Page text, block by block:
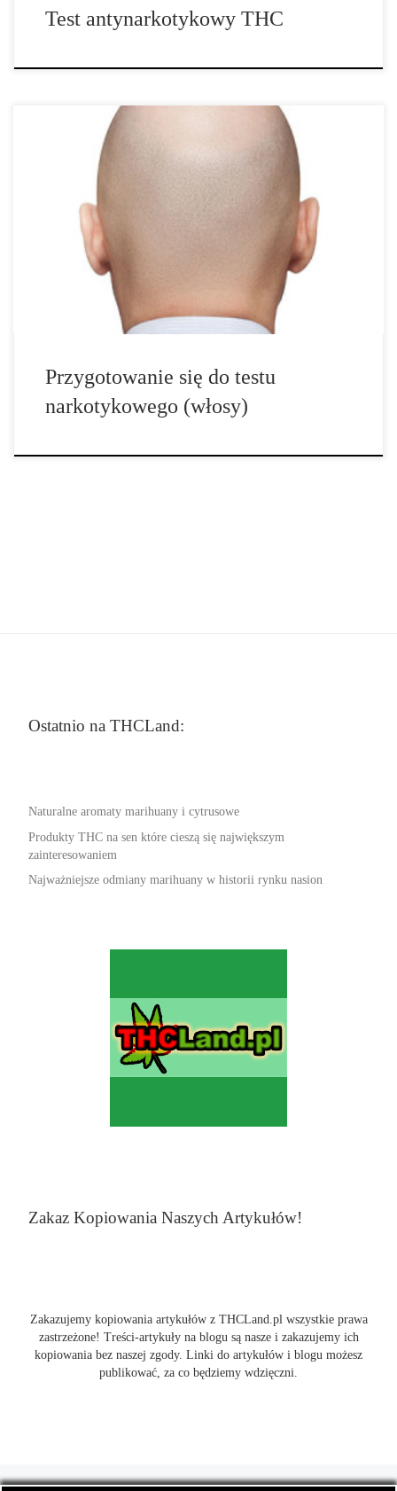
Test antynarkotykowy THC
Nawet jeśli jesteś badany przez renomowaną firmę, nie przejmuj
się zbytnio. Możesz przygotować się poprzez zakup testu
wcześniej, aby upewnić się, że jesteś czysty przed wykonaniem
testu właściwego. Teraz to, co może wydawać się trochę trudne.
Nie ma jednego sposobu, […]
Przygotowanie się do testu
narkotykowego (włosy)
Ostatnio na THCLand:
Naturalne aromaty marihuany i cytrusowe
Produkty THC na sen które cieszą się największym
zainteresowaniem
Najważniejsze odmiany marihuany w historii rynku nasion
Zakaz Kopiowania Naszych Artykułów!
Zakazujemy kopiowania artykułów z THCLand.pl wszystkie prawa
zastrzeżone! Treści-artykuły na blogu są nasze i zakazujemy ich
kopiowania bez naszej zgody. Linki do artykułów i blogu możesz
publikować, za co będziemy wdzięczni.